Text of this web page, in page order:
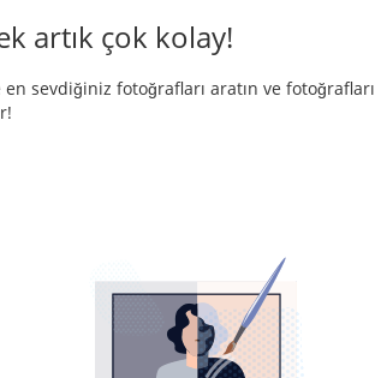
artık çok kolay!
en sevdiğiniz fotoğrafları aratın ve fotoğrafları